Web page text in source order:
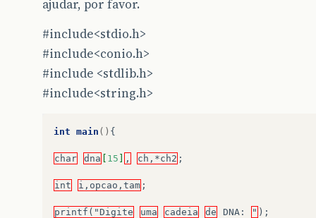
ajudar, por favor.
#include<stdio.h>
#include<conio.h>
#include <stdlib.h>
#include<string.h>
int main () {
char dna 15 , ch,*ch2 ;
int i,opcao,tam ;
printf("Digite uma cadeia de DNA : " );